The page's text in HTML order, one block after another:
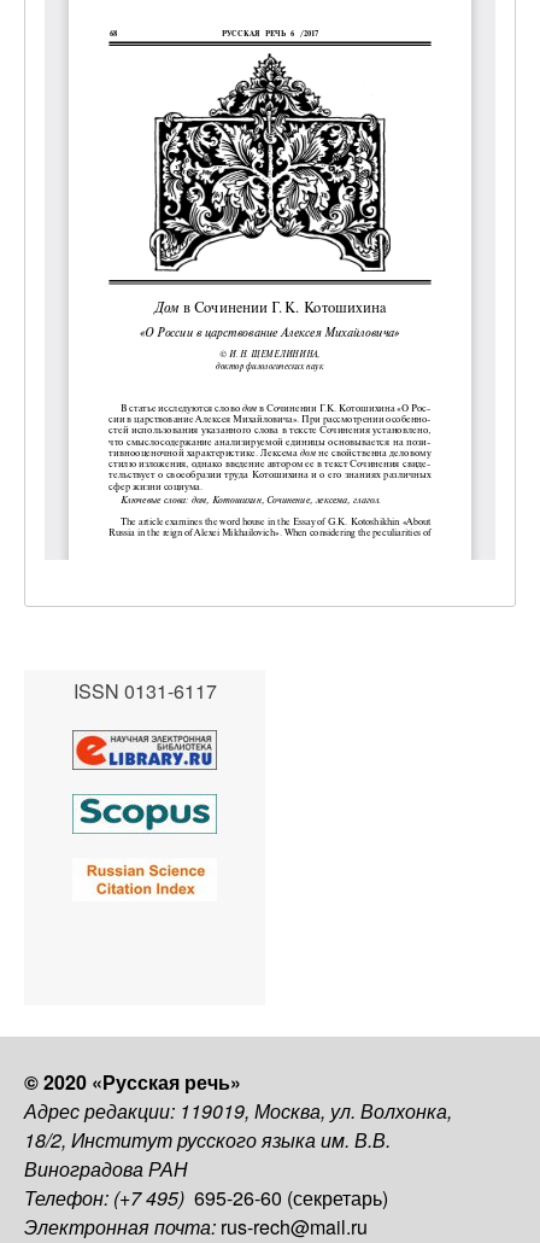
ISSN 0131-6117
© 2020 «Русская речь»
Адрес редакции: 119019, Москва, ул. Волхонка,
18/2, Институт русского языка им. В.В.
Виноградова РАН
Телефон: (+7 495) 695-26-60 (секретарь)
Электронная почта: rus-rech@mail.ru